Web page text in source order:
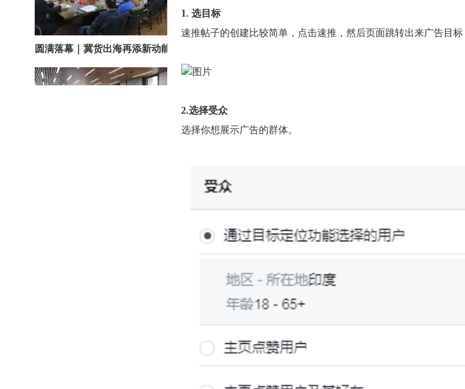
圆满落幕｜冀货出海再添新动能！这场跨境电商闭门会干货拉满→
1. 选目标
速推帖子的创建比较简单，点击速推，然后页面跳转出来广告目标
2.选择受众
选择你想展示广告的群体。